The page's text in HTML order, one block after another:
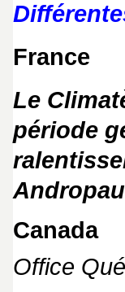
France
Le
période
Canada
Office